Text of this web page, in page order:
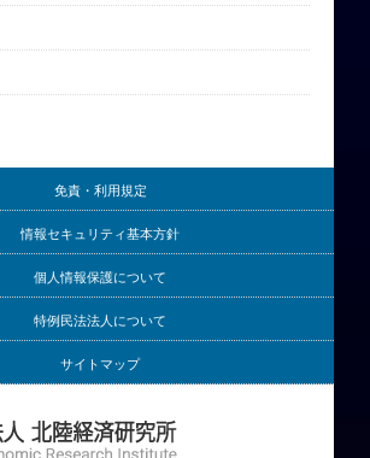
免責・利用規定
情報セキュリティ基本方針
個人情報保護について
特例民法法人について
サイトマップ